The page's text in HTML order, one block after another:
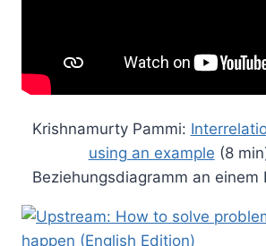
Krishnamurty Pammi:
using an example (8
Beziehungsdiagramm an einem